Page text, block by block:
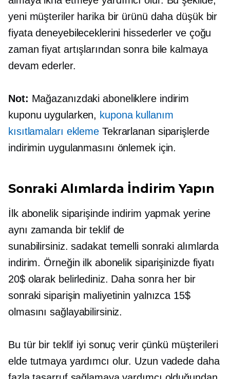
yeni müşteriler harika bir ürünü daha düşük bir
fiyata deneyebileceklerini hissederler ve çoğu
zaman fiyat artışlarından sonra bile kalmaya
devam ederler.
Not: Mağazanızdaki aboneliklere indirim
kuponu uygularken, kupona kullanım
kısıtlamaları ekleme Tekrarlanan siparişlerde
indirimin uygulanmasını önlemek için.
Sonraki Alımlarda İndirim Yapın
İlk abonelik siparişinde indirim yapmak yerine
aynı zamanda bir teklif de
sunabilirsiniz.sadakat temellisonraki alımlarda
indirim. Örneğin ilk abonelik siparişinizde fiyatı
20$ olarak belirlediniz. Daha sonra her bir
sonraki siparişin maliyetinin yalnızca 15$
olmasını sağlayabilirsiniz.
Bu tür bir teklif iyi sonuç verir çünkü müşterileri
elde tutmaya yardımcı olur. Uzun vadede daha